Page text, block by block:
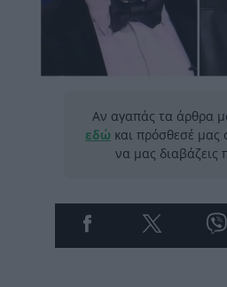
Αν αγαπάς τα άρθρα
εδώ και πρόσθεσέ μας
να μας διαβάζεις